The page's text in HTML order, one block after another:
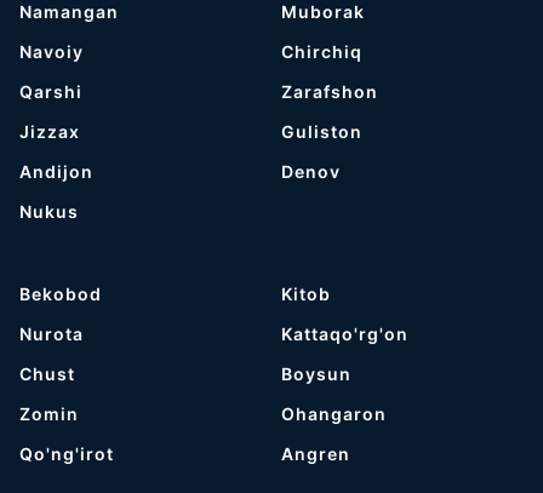
Namangan
Navoiy
Qarshi
Jizzax
Andijon
Nukus
Muborak
Chirchiq
Zarafshon
Guliston
Denov
Bekobod
Nurota
Chust
Zomin
Qo'ng'irot
Kitob
Kattaqo'rg'on
Boysun
Ohangaron
Angren